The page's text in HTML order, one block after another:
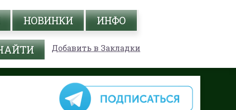
НОВИНКИ ИНФО
Добавить в Закладки